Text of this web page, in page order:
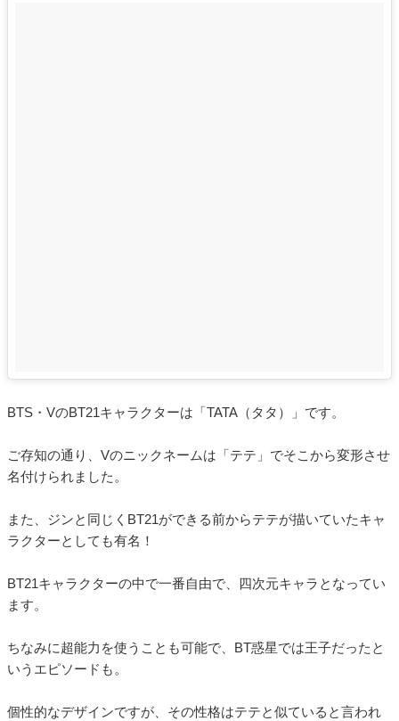
BTS・VのBT21キャラクターは「TATA（タタ）」です。
ご存知の通り、Vのニックネームは「テテ」でそこから変形させ
名付けられました。
また、ジンと同じくBT21ができる前からテテが描いていたキャ
ラクターとしても有名！
BT21キャラクターの中で一番自由で、四次元キャラとなってい
ます。
ちなみに超能力を使うことも可能で、BT惑星では王子だったと
いうエピソードも。
個性的なデザインですが、その性格はテテと似ていると言われ